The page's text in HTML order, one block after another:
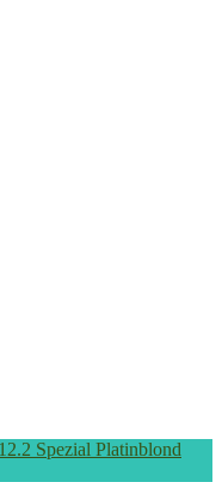
Spezial Platinblond